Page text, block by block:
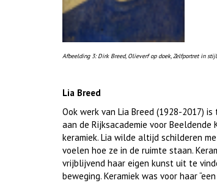
Afbeelding 3: Dirk Breed, Olieverf op doek, Zelfportret in
Lia Breed
Ook werk van Lia Breed (1928-2017)
aan de Rijksacademie voor
keramiek. Lia wilde altijd schilderen
voelen hoe ze in de ruimte staan.
vrijblijvend haar eigen kunst uit te
beweging. Keramiek was voor haar